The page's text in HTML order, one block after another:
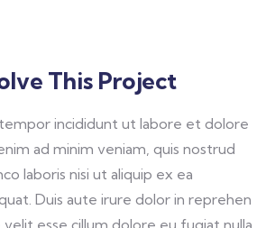
This Project
incididunt ut labore et dolore
ad minim veniam, quis nostrud
laboris nisi ut aliquip ex ea
Duis aute irure dolor in reprehen
esse cillum dolore eu fugiat nulla